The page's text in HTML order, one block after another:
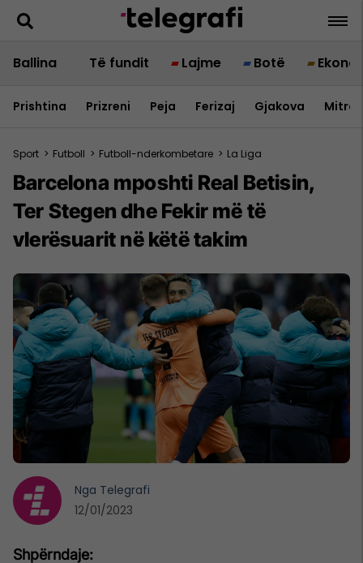
Ballina Të fundit Lajme Botë
Prishtina Prizreni Peja Ferizaj Gjakova
Sport > Futboll > Futboll-nderkombetare > La Liga
Barcelona mposhti Real Betisin,
Ter Stegen dhe Fekir më të
vlerësuarit në këtë takim
Nga Telegrafi
12/01/2023